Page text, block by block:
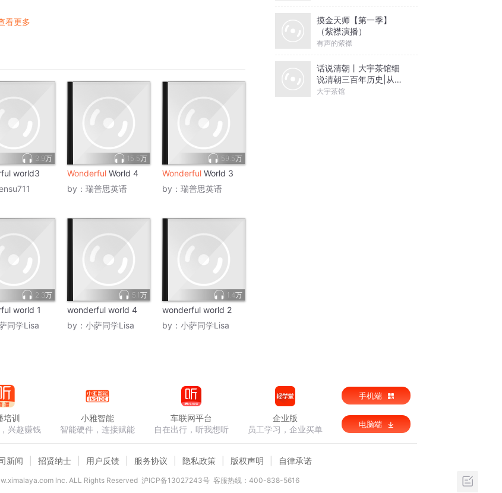
看更多
3.9万
world3
15.5万
Wonderful World 4
by： 瑞普思英语
59.5万
Wonderful World 3
by： 瑞普思英语
2.3万
world 1
同学Lisa
5.1万
wonderful world 4
by： 小萨同学Lisa
1.4万
wonderful world 2
by： 小萨同学Lisa
摸金天师【第一季】
（紫襟演播）
有声的紫襟
话说清朝丨大宇茶馆细
说清朝三百年历史|从努
尔哈赤到末代皇帝溥仪|
大宇茶馆
培训
兴趣赚钱
小雅智能
智能硬件，连接赋能
车联网平台
自在出行，听我想听
企业版
员工学习，企业买单
手机端
电脑端
新闻 招贤纳士 用户反馈 服务协议 隐私政策 版权声明 自律承诺
lnc. ALL Rights Reserved 沪ICP备13027243号 客服热线：400-838-5616